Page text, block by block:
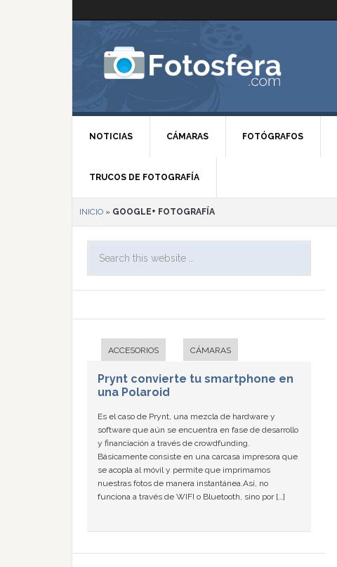
NOTICIAS CÁMARAS FOTÓGRAFOS
TRUCOS DE FOTOGRAFÍA
INICIO » GOOGLE+ FOTOGRAFÍA
ACCESORIOS CÁMARAS
Prynt convierte tu smartphone en
una Polaroid
Es el caso de Prynt, una mezcla de hardware y
software que aún se encuentra en fase de desarrollo
y financiación a través de crowdfunding.
Básicamente consiste en una carcasa impresora que
se acopla al móvil y permite que imprimamos
nuestras fotos de manera instantánea.Así, no
funciona a través de WIFI o Bluetooth, sino por […]